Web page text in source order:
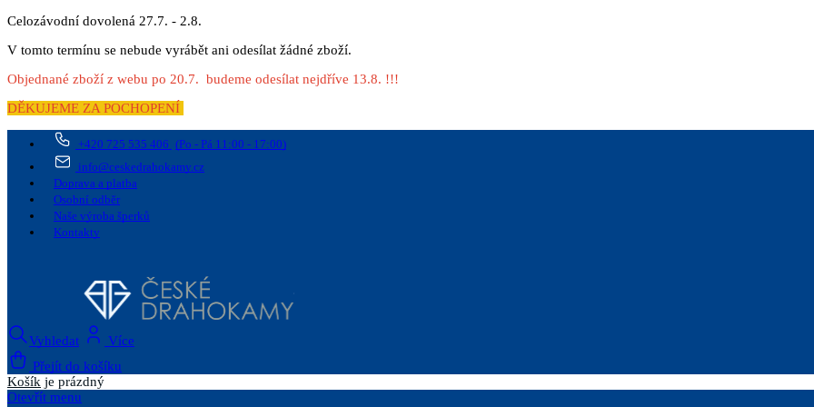
Celozávodní dovolená 27.7. - 2.8.
V tomto termínu se nebude vyrábět ani odesílat žádné zboží.
Objednané zboží z webu po 20.7. budeme odesílat nejdříve 13.8. !!!
DĚKUJEME ZA POCHOPENÍ
+420 725 535 406 (Po - Pá 11:00 - 17:00)
info@ceskedrahokamy.cz
Doprava a platba
Osobní odběr
Naše výroba šperků
Kontakty
Vyhledat
Více
Přejít do košíku
Košík je prázdný
Otevřít menu